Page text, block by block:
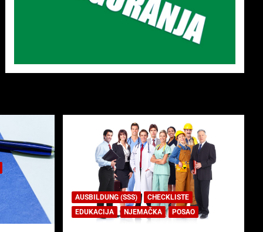
AUSBILDUNG (SSS)
CHECKLISTE
EDUKACIJA
NJEMAČKA POSAO